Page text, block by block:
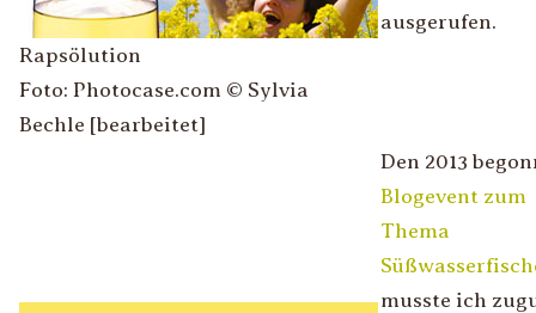
Rapsölution
Foto: Photocase.com © Sylvia
Bechle [bearbeitet]
ausgerufen.
Den 2013
Blogevent zum
Thema
musste ich